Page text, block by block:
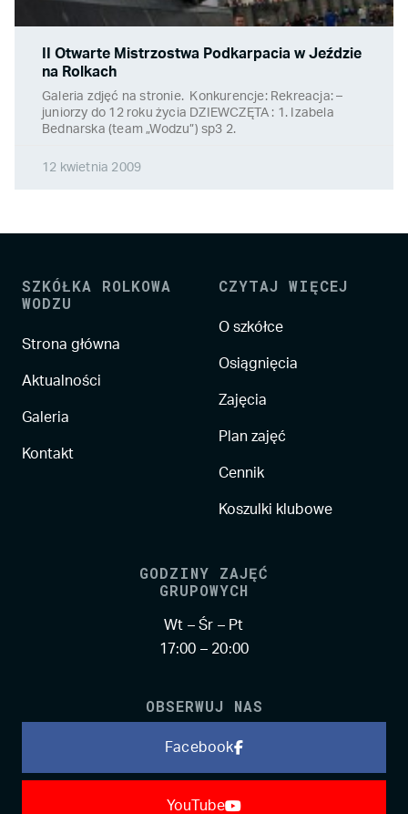
II Otwarte Mistrzostwa Podkarpacia w Jeździe
na Rolkach
Galeria zdjęć na stronie. Konkurencje: Rekreacja: –
juniorzy do 12 roku życia DZIEWCZĘTA : 1. Izabela
Bednarska (team „Wodzu”) sp3 2.
12 kwietnia 2009
SZKÓŁKA ROLKOWA
WODZU
Strona główna
Aktualności
Galeria
Kontakt
CZYTAJ WIĘCEJ
O szkółce
Osiągnięcia
Zajęcia
Plan zajęć
Cennik
Koszulki klubowe
GODZINY ZAJĘĆ
GRUPOWYCH
Wt – Śr – Pt
17:00 – 20:00
OBSERWUJ NAS
Facebook
YouTube